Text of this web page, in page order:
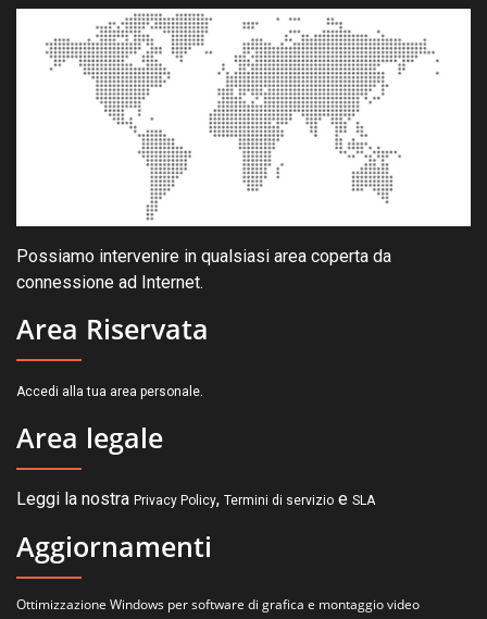
Possiamo intervenire in qualsiasi area coperta da
connessione ad Internet.
Area Riservata
Accedi alla tua area personale.
Area legale
Leggi la nostra Privacy Policy, Termini di servizio e SLA
Aggiornamenti
Ottimizzazione Windows per software di grafica e montaggio video